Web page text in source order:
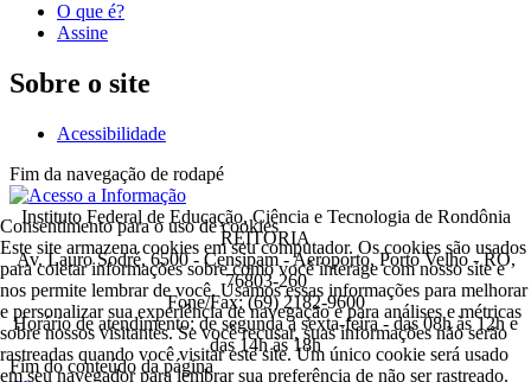
O que é?
Assine
Sobre o site
Acessibilidade
Fim da navegação de rodapé
Instituto Federal de Educação, Ciência e Tecnologia de Rondônia
REITORIA
Av. Lauro Sodré, 6500 - Censipam - Aeroporto, Porto Velho - RO,
76803-260
Fone/Fax: (69) 2182-9600
Horário de atendimento: de segunda a sexta-feira - das 08h às 12h e
das 14h às 18h
Fim do conteúdo da página
Consentimento para o uso de cookies
Este site armazena cookies em seu computador. Os cookies são usados
para coletar informações sobre como você interage com nosso site e
nos permite lembrar de você. Usamos essas informações para melhorar
e personalizar sua experiência de navegação e para análises e métricas
sobre nossos visitantes. Se você recusar, suas informações não serão
rastreadas quando você visitar este site. Um único cookie será usado
em seu navegador para lembrar sua preferência de não ser rastreado.